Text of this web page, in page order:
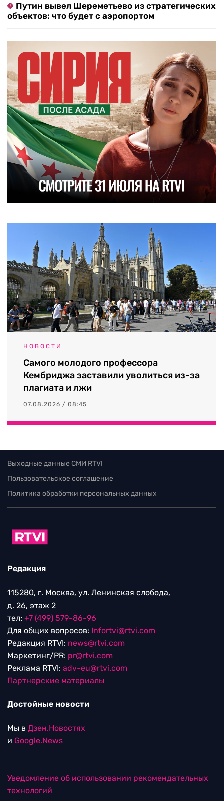
Путин вывел Шереметьево из стратегических
объектов: что будет с аэропортом
НОВОСТИ
Самого молодого профессора
Кембриджа заставили уволиться из-за
плагиата и лжи
07.08.2026 / 08:45
Выходные данные СМИ RTVI
Пользовательское соглашение
Политика обработки персональных данных
Редакция
115280, г. Москва, ул. Ленинская слобода,
д. 26, этаж 2
тел: +7 (499) 579-86-96
Для общих вопросов: Infortvi@rtvi.com
Редакция RTVI: news@rtvi.com
Маркетинг/PR: pr@rtvi.com
Реклама RTVI: adv-eu@rtvi.com
Партнерские материалы
Достойные новости
Мы в Дзен.Новостях
и Google.News
Уведомление об использовании рекомендательных
технологий